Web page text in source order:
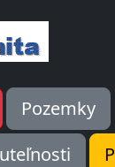
Pozemky